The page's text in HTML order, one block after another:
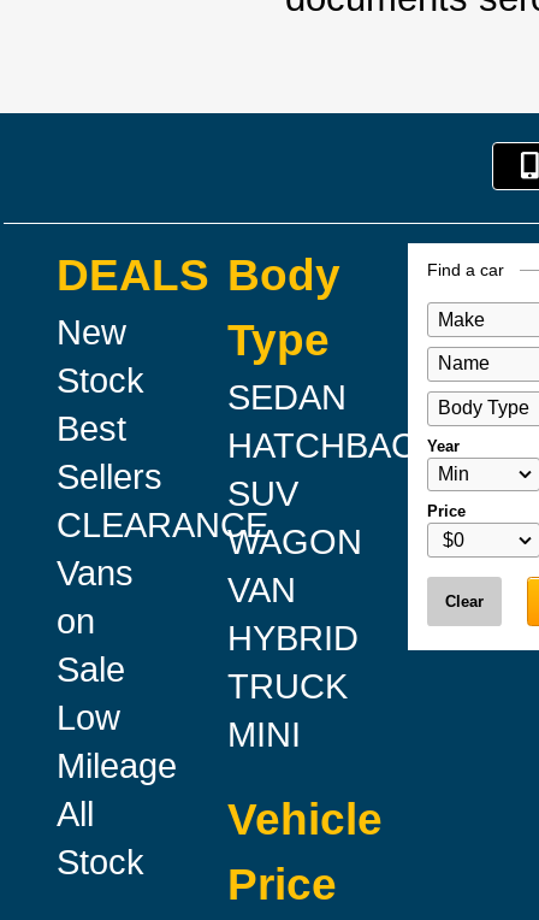
DEALS
New
Stock
Best
Sellers
CLEARANCE
Vans
on
Sale
Low
Mileage
All
Stock
Body
Type
SEDAN
HATCHBACK
SUV
WAGON
VAN
HYBRID
TRUCK
MINI
Vehicle
Price
Find a car
Year
Price
Clear